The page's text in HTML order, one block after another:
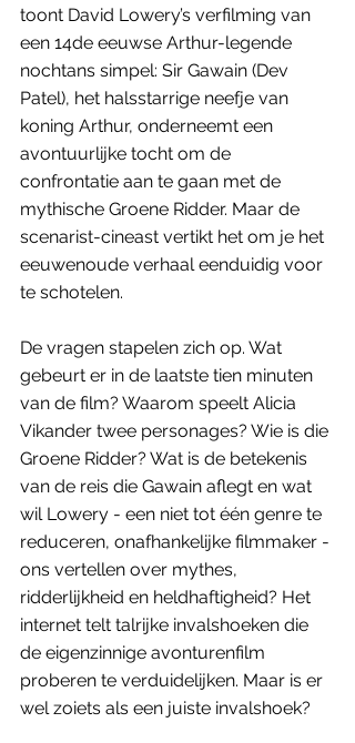
toont David Lowery’s verfilming van
een 14de eeuwse Arthur-legende
nochtans simpel: Sir Gawain (Dev
Patel), het halsstarrige neefje van
koning Arthur, onderneemt een
avontuurlijke tocht om de
confrontatie aan te gaan met de
mythische Groene Ridder. Maar de
scenarist-cineast vertikt het om je het
eeuwenoude verhaal eenduidig voor
te schotelen.
De vragen stapelen zich op. Wat
gebeurt er in de laatste tien minuten
van de film? Waarom speelt Alicia
Vikander twee personages? Wie is die
Groene Ridder? Wat is de betekenis
van de reis die Gawain aflegt en wat
wil Lowery - een niet tot één genre te
reduceren, onafhankelijke filmmaker -
ons vertellen over mythes,
ridderlijkheid en heldhaftigheid? Het
internet telt talrijke invalshoeken die
de eigenzinnige avonturenfilm
proberen te verduidelijken. Maar is er
wel zoiets als een juiste invalshoek?